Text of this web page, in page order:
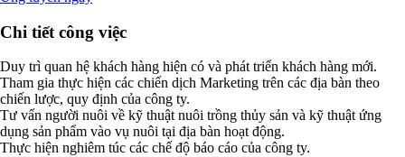
Chi tiết công việc
Duy trì quan hệ khách hàng hiện có và phát triển khách hàng mới.
Tham gia thực hiện các chiến dịch Marketing trên các địa bàn theo
chiến lược, quy định của công ty.
Tư vấn người nuôi về kỹ thuật nuôi trồng thủy sản và kỹ thuật ứng
dụng sản phẩm vào vụ nuôi tại địa bàn hoạt động.
Thực hiện nghiêm túc các chế độ báo cáo của công ty.